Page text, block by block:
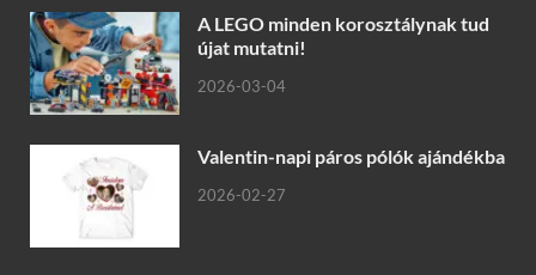
A LEGO minden korosztálynak tud
újat mutatni!
2026-03-04
Valentin-napi páros pólók ajándékba
2026-02-27